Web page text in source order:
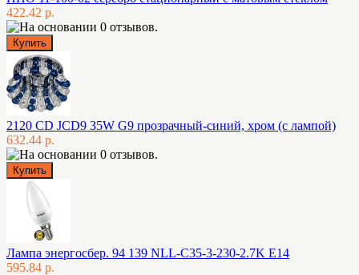
422.42 р.
2120 CD JCD9 35W G9 прозрачный-синий, хром (с лампой)
632.44 р.
Лампа энергосбер. 94 139 NLL-C35-3-230-2.7K E14
595.84 р.